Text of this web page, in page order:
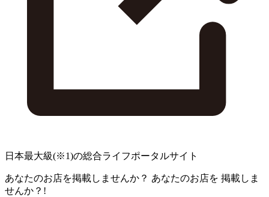
日本最大級(※1)の総合ライフポータルサイト
あなたのお店を掲載しませんか？ あなたのお店を 掲載しま
せんか？!